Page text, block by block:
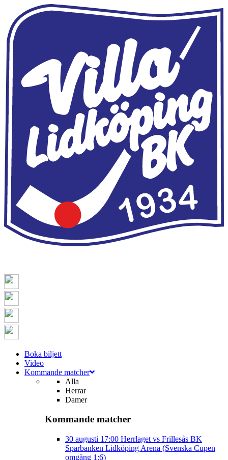
Boka biljett
Video
Kommande matcher
Alla
Herrar
Damer
Kommande matcher
30 augusti 17:00 Herrlaget vs Frillesås BK
Sparbanken Lidköping Arena (Svenska Cupen
omgång 1:6)